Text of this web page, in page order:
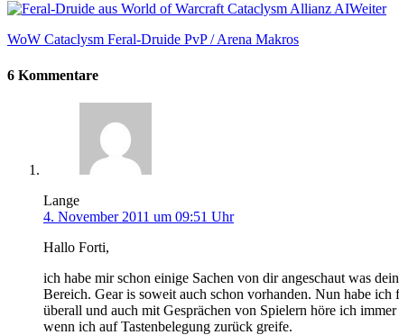
Weiter
WoW Cataclysm Feral-Druide PvP / Arena Makros
6 Kommentare
Lange
4. November 2011 um 09:51 Uhr
Hallo Forti,
ich habe mir schon einige Sachen von dir angeschaut was
Bereich. Gear is soweit auch schon vorhanden. Nun habe
überall und auch mit Gesprächen von Spielern höre ich
wenn ich auf Tastenbelegung zurück greife.